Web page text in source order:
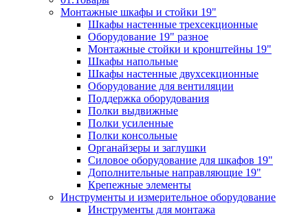
Монтажные шкафы и стойки 19"
Шкафы настенные трехсекционные
Оборудование 19" разное
Монтажные стойки и кронштейны 19"
Шкафы напольные
Шкафы настенные двухсекционные
Оборудование для вентиляции
Поддержка оборудования
Полки выдвижные
Полки усиленные
Полки консольные
Органайзеры и заглушки
Силовое оборудование для шкафов 19"
Дополнительные направляющие 19"
Крепежные элементы
Инструменты и измерительное оборудование
Инструменты для монтажа